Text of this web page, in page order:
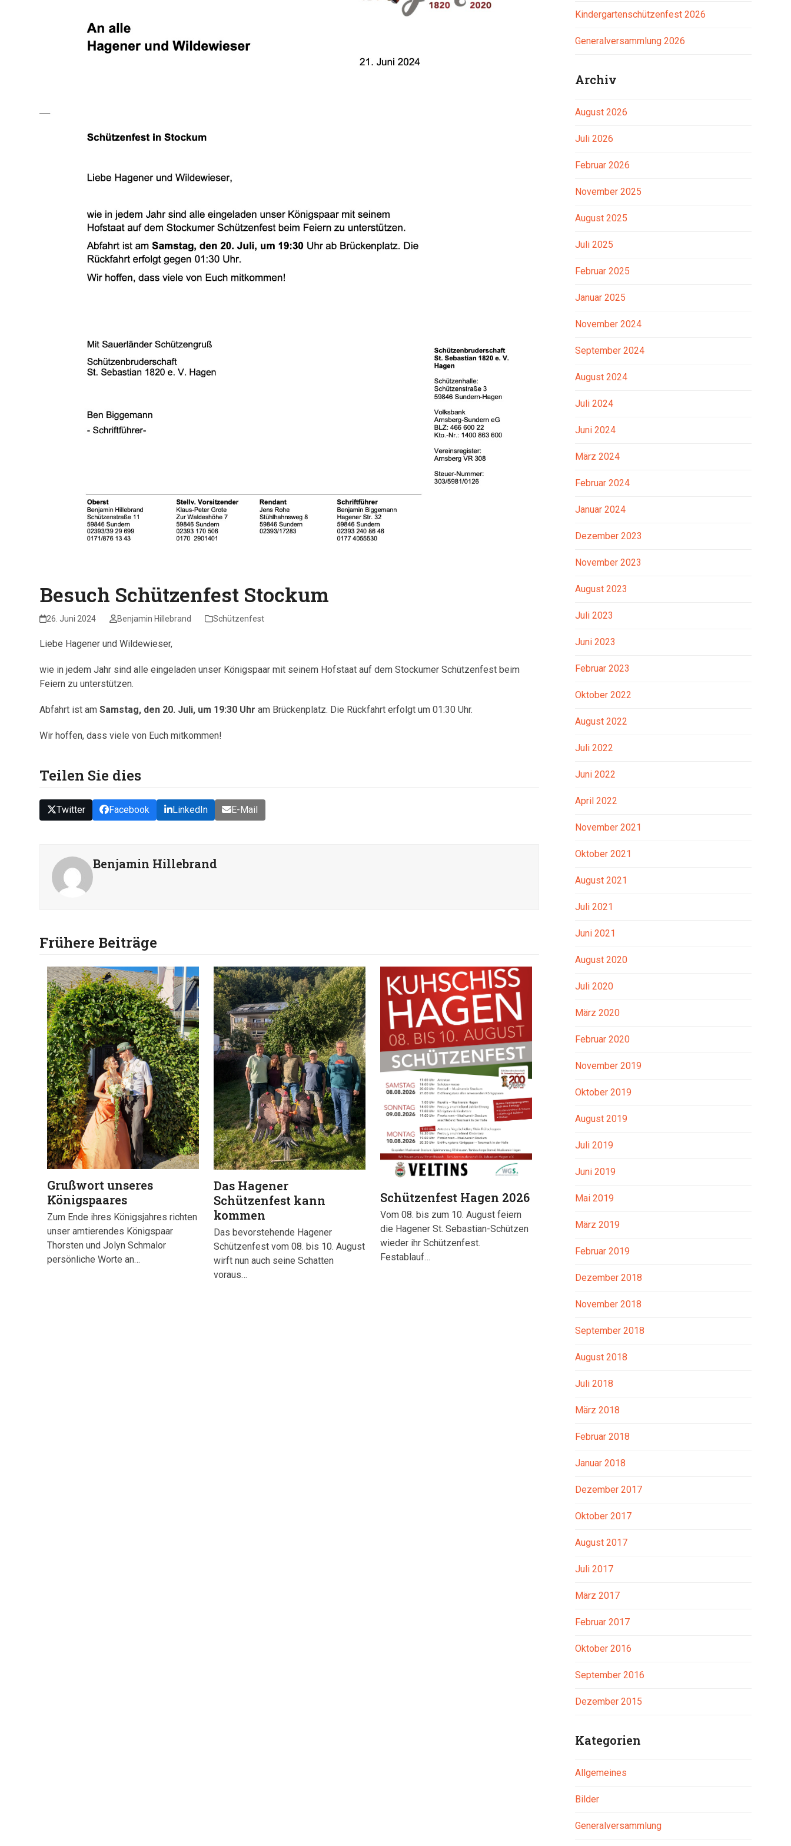
Besuch Schützenfest Stockum
26. Juni 2024 Benjamin Hillebrand Schützenfest
Liebe Hagener und Wildewieser,
wie in jedem Jahr sind alle eingeladen unser Königspaar mit seinem Hofstaat auf dem Stockumer Schützenfest beim
Feiern zu unterstützen.
Abfahrt ist amSamstag, den 20. Juli, um 19:30 Uhr am Brückenplatz. Die Rückfahrt erfolgt um 01:30 Uhr.
Wir hoffen, dass viele von Euch mitkommen!
Teilen Sie dies
Twitter Facebook LinkedIn E-Mail
Benjamin Hillebrand
Frühere Beiträge
Grußwort unseres
Königspaares
Zum Ende ihres Königsjahres richten
unser amtierendes Königspaar
Thorsten und Jolyn Schmalor
persönliche Worte an…
Das Hagener
Schützenfest kann
kommen
Das bevorstehende Hagener
Schützenfest vom 08. bis 10. August
wirft nun auch seine Schatten
voraus…
Schützenfest Hagen 2026
Vom 08. bis zum 10. August feiern
die Hagener St. Sebastian-Schützen
wieder ihr Schützenfest.
Festablauf…
Kindergartenschützenfest 2026
Generalversammlung 2026
Archiv
August 2026
Juli 2026
Februar 2026
November 2025
August 2025
Juli 2025
Februar 2025
Januar 2025
November 2024
September 2024
August 2024
Juli 2024
Juni 2024
März 2024
Februar 2024
Januar 2024
Dezember 2023
November 2023
August 2023
Juli 2023
Juni 2023
Februar 2023
Oktober 2022
August 2022
Juli 2022
Juni 2022
April 2022
November 2021
Oktober 2021
August 2021
Juli 2021
Juni 2021
August 2020
Juli 2020
März 2020
Februar 2020
November 2019
Oktober 2019
August 2019
Juli 2019
Juni 2019
Mai 2019
März 2019
Februar 2019
Dezember 2018
November 2018
September 2018
August 2018
Juli 2018
März 2018
Februar 2018
Januar 2018
Dezember 2017
Oktober 2017
August 2017
Juli 2017
März 2017
Februar 2017
Oktober 2016
September 2016
Dezember 2015
Kategorien
Allgemeines
Bilder
Generalversammlung